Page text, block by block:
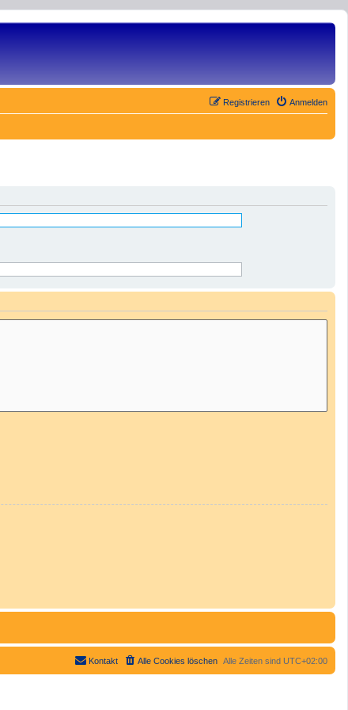
Anmelden
Registrieren
Alle Zeiten sind UTC+02:00
Alle Cookies löschen
Kontakt